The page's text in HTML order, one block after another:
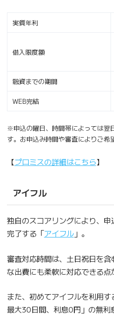
実質年利
借入限度額
融資までの期間
WEB完結
※申込の曜日、時間帯によっては翌
す。お申込み時間や審査によりご希
【プロミスの詳細はこちら】
アイフル
独自のスコアリングにより、
完了する「アイフル」。
審査対応時間は、土日祝日を
な出費にも柔軟に対応できる点
また、初めてアイフルを利用
最大30日間、利息0円」の無利